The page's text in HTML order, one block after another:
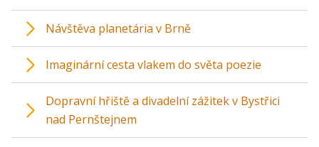
Návštěva planetária v Brně
Imaginární cesta vlakem do světa poezie
Dopravní hřiště a divadelní zážitek v Bystřici
nad Pernštejnem